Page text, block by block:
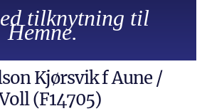
tilknytning til
Hemne.
Kjørsvik f Aune /
(F14705)